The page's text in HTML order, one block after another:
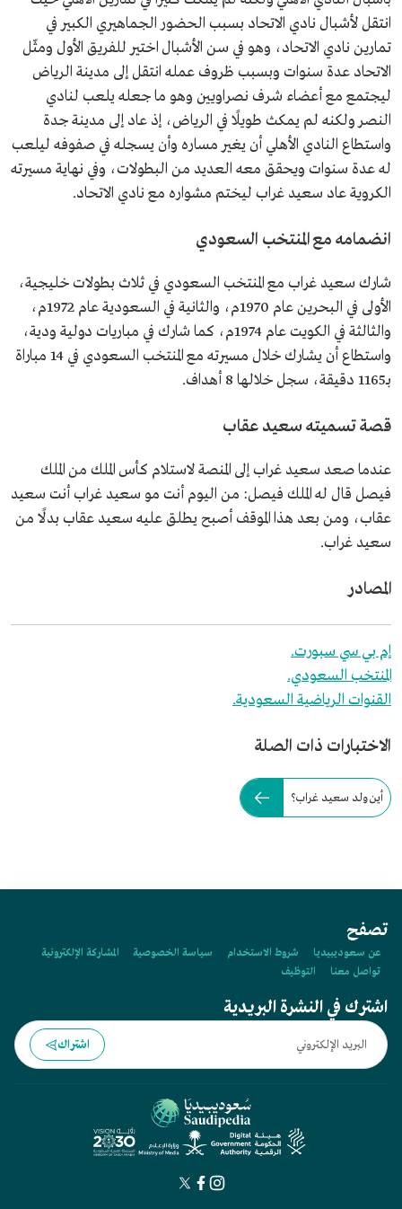
انتقل لأشبال نادي الاتحاد بسبب الحضور الجماهيري الكبير في
تمارين نادي الاتحاد، وهو في سن الأشبال اختير للفريق الأول ومثّل
الاتحاد عدة سنوات وبسبب ظروف عمله انتقل إلى مدينة الرياض
ليجتمع مع أعضاء شرف نصراويين وهو ما جعله يلعب لنادي
النصر ولكنه لم يمكث طويلًا في الرياض، إذ عاد إلى مدينة جدة
واستطاع النادي الأهلي أن يغير مساره وأن يسجله في صفوفه ليلعب
له عدة سنوات ويحقق معه العديد من البطولات، وفي نهاية مسيرته
الكروية عاد سعيد غراب ليختم مشواره مع نادي الاتحاد.
انضمامه مع المنتخب السعودي
شارك سعيد غراب مع المنتخب السعودي في ثلاث بطولات خليجية،
الأولى في البحرين عام 1970م، والثانية في السعودية عام 1972م،
والثالثة في الكويت عام 1974م، كما شارك في مباريات دولية ودية،
واستطاع أن يشارك خلال مسيرته مع المنتخب السعودي في 14 مباراة
بـ1165 دقيقة، سجل خلالها 8 أهداف.
قصة تسميته سعيد عقاب
عندما صعد سعيد غراب إلى المنصة لاستلام كأس الملك من الملك
فيصل قال له الملك فيصل: من اليوم أنت مو سعيد غراب أنت سعيد
عقاب، ومن بعد هذا الموقف أصبح يطلق عليه سعيد عقاب بدلًا من
سعيد غراب.
المصادر
إم بي سي سبورت.
المنتخب السعودي.
القنوات الرياضية السعودية.
الاختبارات ذات الصلة
أين ولد سعيد غراب؟
تصفح
عن سعوديبيديا شروط الاستخدام سياسة الخصوصية
المشاركة الإلكترونية
تواصل معنا
التوظيف
اشترك في النشرة البريدية
اشتراك